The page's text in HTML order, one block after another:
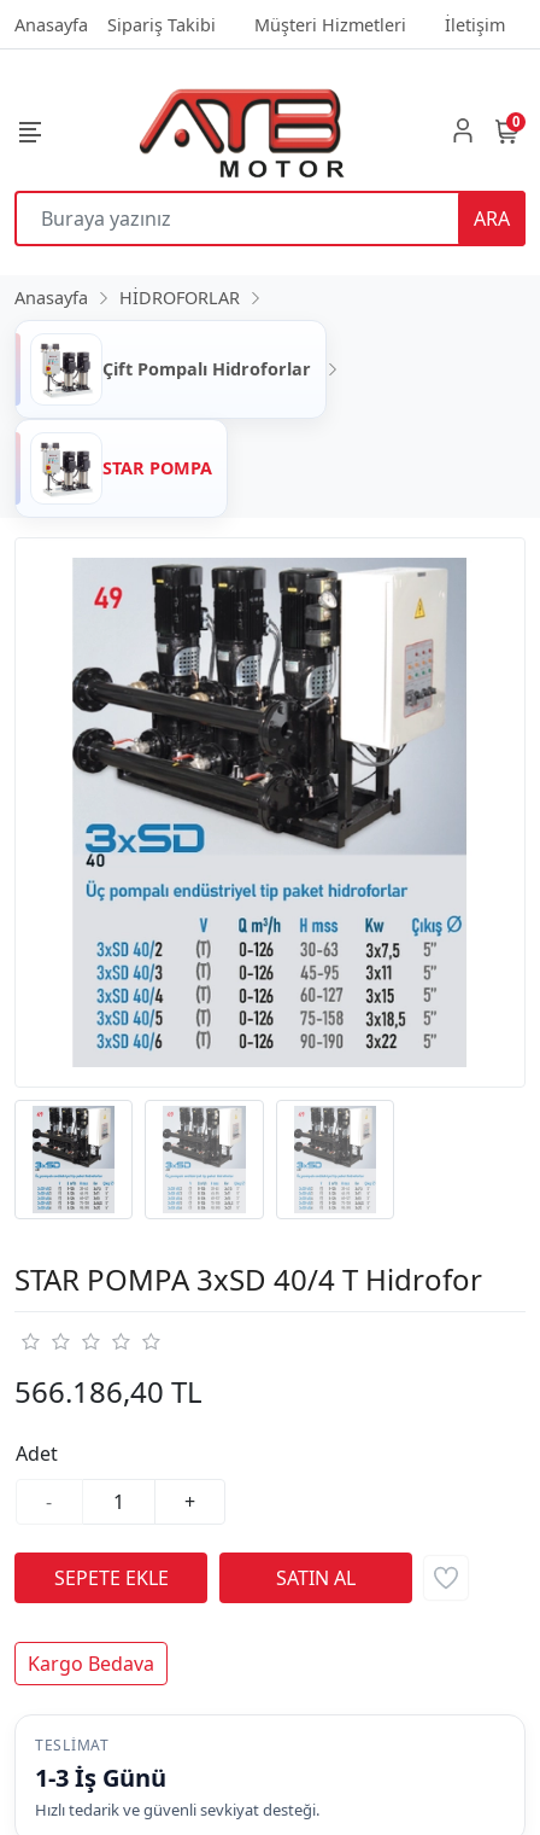
Anasayfa Sipariş Takibi Müşteri Hizmetleri İletişim
ARA
0
Anasayfa HİDROFORLAR
Çift Pompalı Hidroforlar
STAR POMPA
STAR POMPA 3xSD 40/4 T Hidrofor
566.186,40 TL
Adet
-
+
Kargo Bedava
TESLIMAT
1-3 İş Günü
Hızlı tedarik ve güvenli sevkiyat desteği.